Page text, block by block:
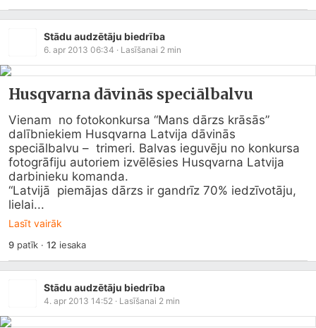
Stādu audzētāju biedrība
6. apr 2013 06:34 · Lasīšanai 2 min
Husqvarna dāvinās speciālbalvu
Vienam  no fotokonkursa “Mans dārzs krāsās”
dalībniekiem Husqvarna Latvija dāvinās
speciālbalvu –  trimeri. Balvas ieguvēju no konkursa
fotogrāfiju autoriem izvēlēsies Husqvarna Latvija
darbinieku komanda.
“Latvijā  piemājas dārzs ir gandrīz 70% iedzīvotāju,
lielai...
Lasīt vairāk
9patīk ·12 iesaka
Stādu audzētāju biedrība
4. apr 2013 14:52 · Lasīšanai 2 min